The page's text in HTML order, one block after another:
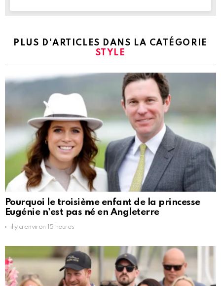
PLUS D'ARTICLES DANS LA CATÉGORIE
STYLE
Pourquoi le troisième enfant de la princesse
Eugénie n'est pas né en Angleterre
il y a environ 15 heures